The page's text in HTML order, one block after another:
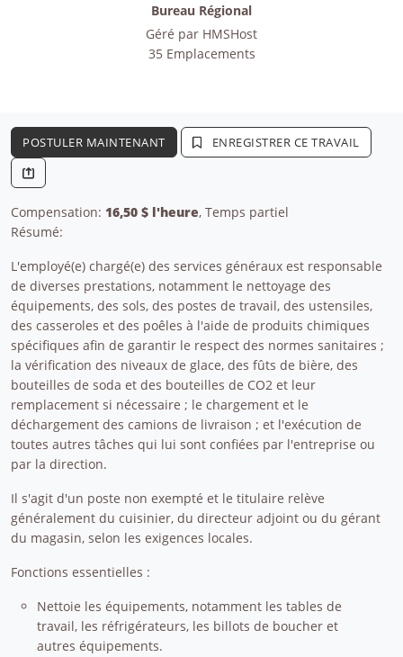
Bureau Régional
Géré par HMSHost
35 Emplacements
POSTULER MAINTENANT ENREGISTRER CE TRAVAIL
Compensation: 16,50 $ l'heure, Temps partiel
Résumé:
L'employé(e) chargé(e) des services généraux est responsable
de diverses prestations, notamment le nettoyage des
équipements, des sols, des postes de travail, des ustensiles,
des casseroles et des poêles à l'aide de produits chimiques
spécifiques afin de garantir le respect des normes sanitaires ;
la vérification des niveaux de glace, des fûts de bière, des
bouteilles de soda et des bouteilles de CO2 et leur
remplacement si nécessaire ; le chargement et le
déchargement des camions de livraison ; et l'exécution de
toutes autres tâches qui lui sont confiées par l'entreprise ou
par la direction.
Il s'agit d'un poste non exempté et le titulaire relève
généralement du cuisinier, du directeur adjoint ou du gérant
du magasin, selon les exigences locales.
Fonctions essentielles :
Nettoie les équipements, notamment les tables de
travail, les réfrigérateurs, les billots de boucher et
autres équipements.